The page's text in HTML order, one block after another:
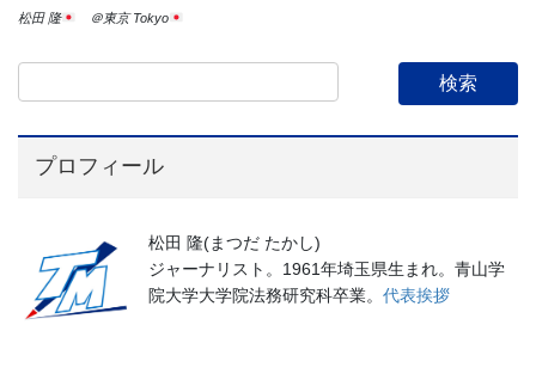
松田 隆 ＠東京 Tokyo
プロフィール
松田 隆(まつだ たかし)
ジャーナリスト。1961年埼玉県生まれ。青山学
院大学大学院法務研究科卒業。 代表挨拶